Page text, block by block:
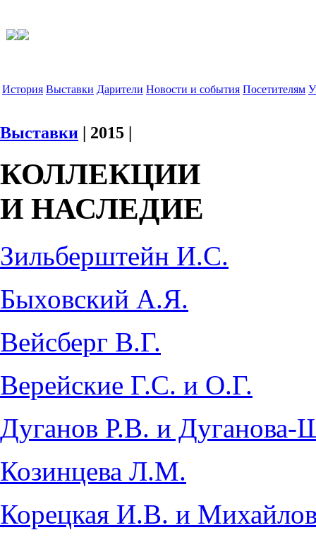
История Выставки Дарители Новости и события Посетителям
Выставки | 2015 |
КОЛЛЕКЦИИ
И НАСЛЕДИЕ
Зильберштейн И.С.
Быховский А.Я.
Вейсберг В.Г.
Верейские Г.С. и О.Г.
Дуганов Р.В. и
Козинцева Л.М.
Корецкая И.В. и